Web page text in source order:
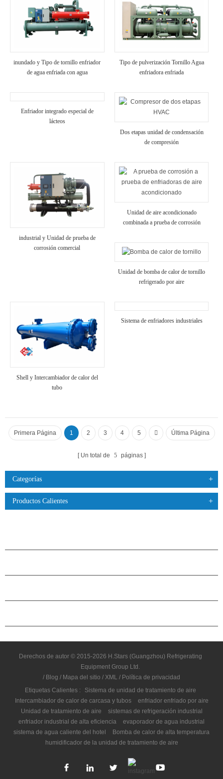
inundado y Tipo de tornillo enfriador
de agua enfriada con agua
Tipo de pulverización Tornillo Agua
enfriadora enfriada
Enfriador integrado especial de
lácteos
Dos etapas unidad de condensación
de compresión
industrial y Unidad de prueba de
corrosión comercial
Unidad de aire acondicionado
combinada a prueba de corrosión
Unidad de bomba de calor de tornillo
refrigerado por aire
Shell y Intercambiador de calor del
tubo
Sistema de enfriadores industriales
Primera Página 1 2 3 4 5 Última Página
Un total de 5 páginas
Categorías
Productos Calientes
Derechos de autor © 2015-2026 H.Stars (Guangzhou) Refrigerating
Equipment Group Ltd.
/ Blog / Mapa del sitio / XML / Política de privacidad
Etiquetas Calientes :
Sistema de unidad de tratamiento de aire
Intercambiador de calor de carcasa y tubos
enfriador enfriado por aire
Unidad de tratamiento de aire
sistemas de refrigeración industrial
enfriador industrial de alta eficiencia
evaporador de agua industrial
sistema de agua caliente del hotel
Bomba de calor de alta temperatura
humidificador de la unidad de tratamiento de aire